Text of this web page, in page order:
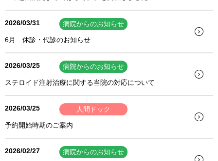
2026/03/31 病院からのお知らせ
6月 休診・代診のお知らせ
2026/03/25 病院からのお知らせ
ステロイド注射治療に関する当院の対応について
2026/03/25 人間ドック
予約開始時期のご案内
2026/02/27 病院からのお知らせ